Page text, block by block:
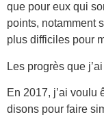
que pour eux qui
points, notamment
plus difficiles pour
Les progrès que
En 2017, j’ai voulu
disons pour faire